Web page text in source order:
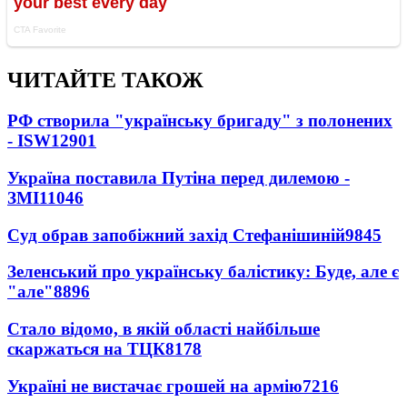
ЧИТАЙТЕ ТАКОЖ
РФ створила "українську бригаду" з полонених
- ISW12901
Україна поставила Путіна перед дилемою -
ЗМІ11046
Суд обрав запобіжний захід Стефанішиній9845
Зеленський про українську балістику: Буде, але є
"але"8896
Стало відомо, в якій області найбільше
скаржаться на ТЦК8178
Україні не вистачає грошей на армію7216